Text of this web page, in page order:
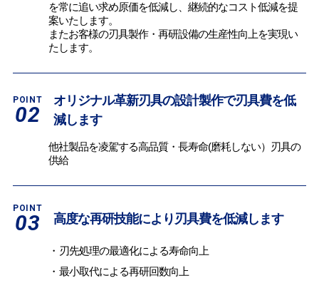
を常に追い求め原価を低減し、継続的なコスト低減を提
案いたします。
またお客様の刃具製作・再研設備の生産性向上を実現い
たします。
02
オリジナル革新刃具の設計製作で刃具費を低
減します
他社製品を凌駕する高品質・長寿命(磨耗しない）刃具の
供給
03 高度な再研技能により刃具費を低減します
刃先処理の最適化による寿命向上
最小取代による再研回数向上